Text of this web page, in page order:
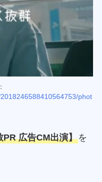
phot
PR 広告CM出演】を